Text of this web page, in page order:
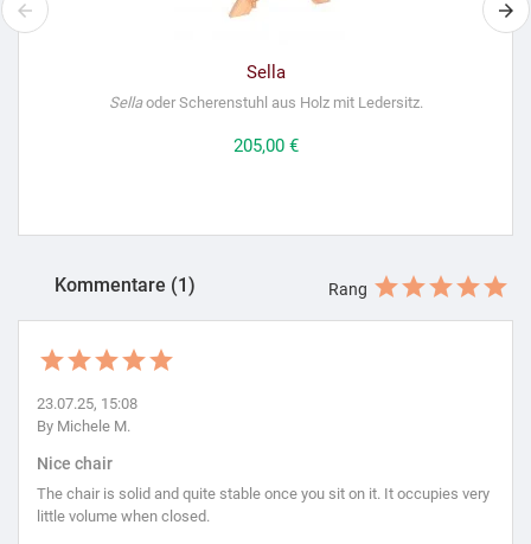
Sella
Sellaoder Scherenstuhl aus Holz mit Ledersitz.
Preis
205,00 €
Kommentare (1) Rang
23.07.25, 15:08
By Michele M.
Nice chair
The chair is solid and quite stable once you sit on it. It occupies very
little volume when closed.